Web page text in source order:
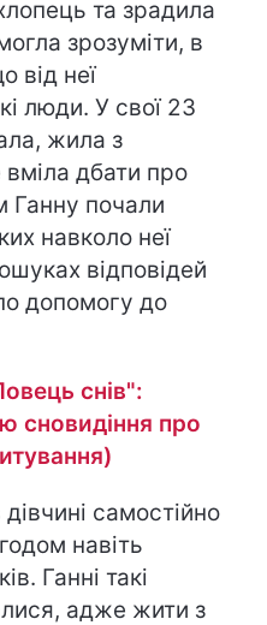
та зрадила
зрозуміти, в
від неї
люди. У свої 23
жила з
дбати про
Ганну почали
навколо неї
відповідей
допомогу до
снів":
сновидіння про
самостійно
навіть
Ганні такі
адже жити з